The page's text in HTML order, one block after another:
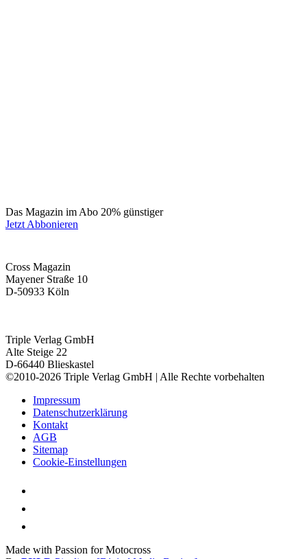
Das Magazin im Abo 20% günstiger
Jetzt Abbonieren
Cross Magazin
Mayener Straße 10
D-50933 Köln
Triple Verlag GmbH
Alte Steige 22
D-66440 Blieskastel
©2010-2026 Triple Verlag GmbH | Alle Rechte vorbehalten
Impressum
Datenschutzerklärung
Kontakt
AGB
Sitemap
Cookie-Einstellungen
Made with Passion for Motocross